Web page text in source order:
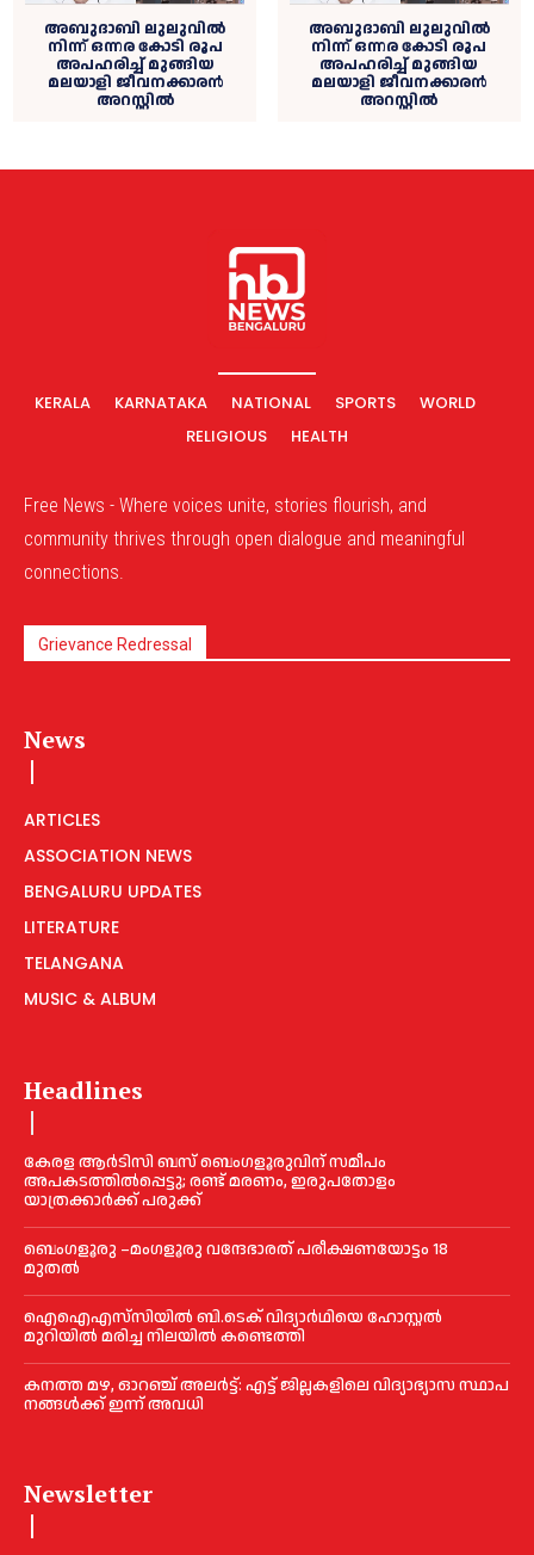
അബുദാബി ലുലുവിൽ
നിന്ന് ഒന്നര കോടി രൂപ
അപഹരിച്ച് മുങ്ങിയ
മലയാളി ജീവനക്കാരന്‍
അറസ്റ്റില്‍
അബുദാബി ലുലുവിൽ
നിന്ന് ഒന്നര കോടി രൂപ
അപഹരിച്ച് മുങ്ങിയ
മലയാളി ജീവനക്കാരന്‍
അറസ്റ്റില്‍
KERALA KARNATAKA NATIONAL SPORTS
WORLD
RELIGIOUS
HEALTH
Free News - Where voices unite, stories flourish, and
community thrives through open dialogue and meaningful
connections.
Grievance Redressal
News
ARTICLES
ASSOCIATION NEWS
BENGALURU UPDATES
LITERATURE
TELANGANA
MUSIC & ALBUM
Headlines
കേരള ആർടിസി ബസ് ബെംഗളൂരുവിന് സമീപം
അപകടത്തിൽപ്പെട്ടു; രണ്ട് മരണം, ഇരുപതോളം
യാത്രക്കാർക്ക് പരുക്ക്
ബെംഗളൂരു –മംഗളൂരു വന്ദേഭാരത് പരീക്ഷണയോട്ടം 18
മുതൽ
ഐഐഎസ്‌സിയിൽ ബി.ടെക് വിദ്യാർഥിയെ ഹോസ്റ്റൽ
മുറിയിൽ മരിച്ച നിലയിൽ കണ്ടെത്തി
ക​ന​ത്ത മ​ഴ, ഓറഞ്ച് അലർട്ട്: എ​ട്ട് ജി​ല്ല​ക​ളി​ലെ വി​ദ്യാ​ഭ്യാ​സ സ്ഥാ​പ​
ന​ങ്ങ​ൾ​ക്ക് ഇ​ന്ന് അ​വ​ധി
Newsletter